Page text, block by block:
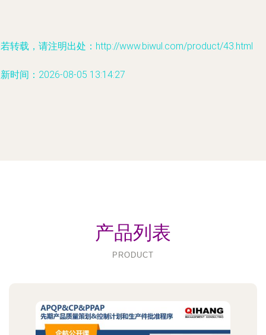
转载，请注明出处：http://www.biwul.com/product/43.html
时间：2026-08-05 13:14:27
产品列表
PRODUCT